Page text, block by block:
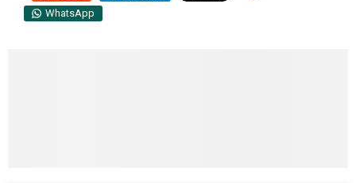
WhatsApp